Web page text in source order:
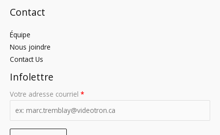
Contact
Équipe
Nous joindre
Contact Us
Infolettre
Votre adresse courriel *